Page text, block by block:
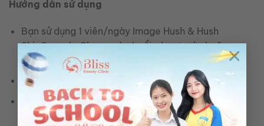
×
Hướng dẫn sử dụng
Bạn sử dụng 1 viên/ngày Image Hush & Hush
SkinCapsule Clear+ vào buổi sáng trước hoặc sau
bữa ăn.
Hoặc theo hướng dẫn của bác sĩ.
Kết hợp chu trình chăm sóc da thông thường của
bạn để nhanh chóng đạt được hiệu quả.